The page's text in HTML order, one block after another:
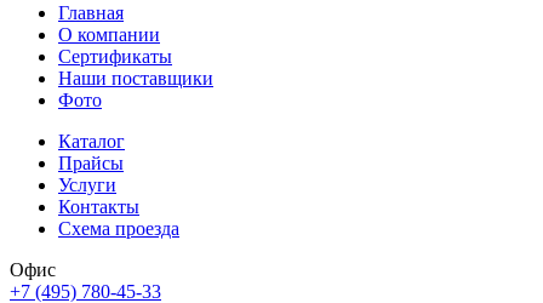
Главная
О компании
Сертификаты
Наши поставщики
Фото
Каталог
Прайсы
Услуги
Контакты
Схема проезда
Офис
+7 (495) 780-45-33